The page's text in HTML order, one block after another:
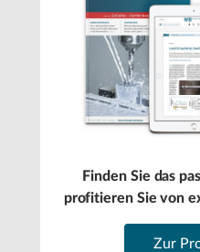
Finden Sie das
profitieren Sie von
Zur